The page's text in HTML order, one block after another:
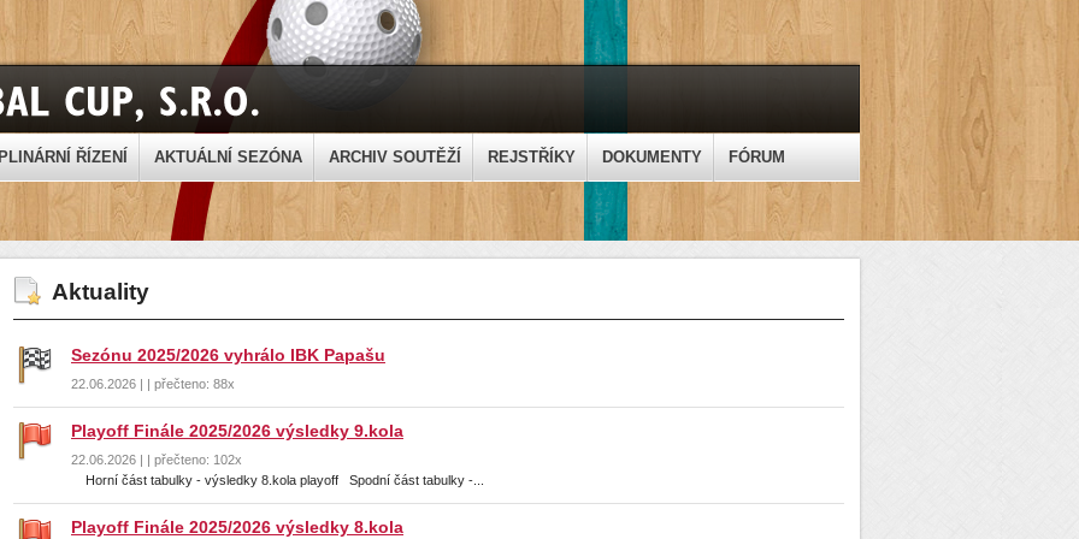
ŘÍZENÍ AKTUÁLNÍ SEZÓNA ARCHIV SOUTĚŽÍ REJSTŘÍKY DOKUMENTY FÓRUM
Aktuality
Sezónu 2025/2026 vyhrálo IBK Papašu
22.06.2026 | | přečteno: 88x
Playoff Finále 2025/2026 výsledky 9.kola
22.06.2026 | | přečteno: 102x
Horní část tabulky - výsledky 8.kola playoff Spodní část tabulky -...
Playoff Finále 2025/2026 výsledky 8.kola